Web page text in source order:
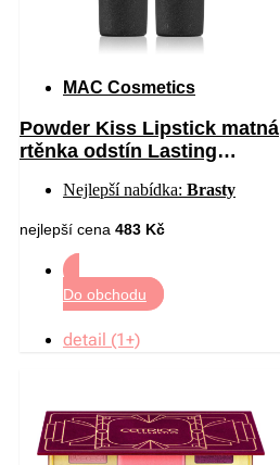
MAC Cosmetics
Powder Kiss Lipstick matná
rtěnka odstín Lasting
Nejlepší nabídka: Brasty
nejlepší cena 483 Kč
Do obchodu
detail (1+)